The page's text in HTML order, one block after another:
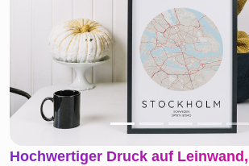
Hochwertiger Druck auf